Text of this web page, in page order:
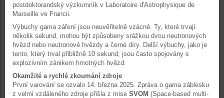
postdoktorandský výzkumník v Laboratoire d'Astrophysique de
Marseille ve Francii.
Výbuchy gama záření jsou neuvěřitelně vzácné. Ty, které trvají
několik sekund, mohou být způsobeny srážkou dvou neutronových
hvězd nebo neutronové hvězdy a černé díry. Delší výbuchy, jako je
tento, který trval přibližně 10 sekund, jsou často spojovány s
explozivním zánikem hmotných hvězd.
Okamžité a rychlé zkoumání zdroje
První varování se ozvalo 14. března 2025. Zpráva o gama záblesku
z velmi vzdáleného zdroje přišla z mise SVOM (Space-based multi-